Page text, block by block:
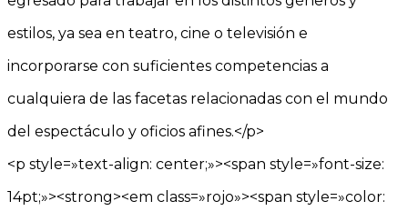
estilos, ya sea en teatro, cine o televisión e
incorporarse con suficientes competencias a
cualquiera de las facetas relacionadas con el mundo
del espectáculo y oficios afines.</p>
<p style=»text-align: center;»><span style=»font-size:
14pt;»><strong><em class=»rojo»><span style=»color: